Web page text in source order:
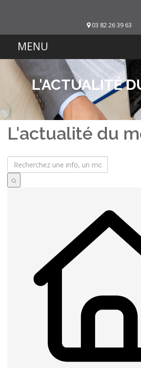
03 82 26 39 63
L'ACTUALITÉ
L'actualité du